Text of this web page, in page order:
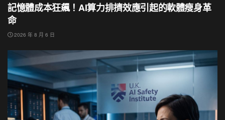
記憶體成本狂飆！AI算力排擠效應引起的軟體瘦身革
命
2026 年 8 月 6 日